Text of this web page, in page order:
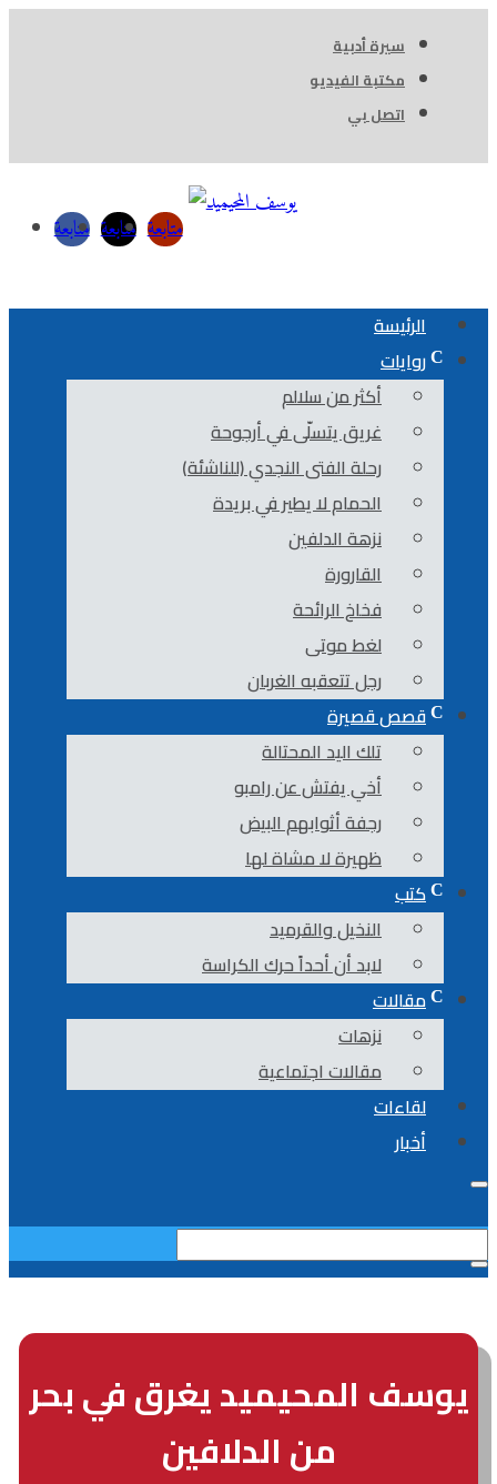
سيرة أدبية
مكتبة الفيديو
اتصل بي
متابعة متابعة متابعة
الرئيسة
روايات
أكثر من سلالم
غريق يتسلّى في أرجوحة
رحلة الفتى النجدي (للناشئة)
الحمام لا يطير في بريدة
نزهة الدلفين
القارورة
فخاخ الرائحة
لغط موتى
رجل تتعقبه الغربان
قصص قصيرة
تلك اليد المحتالة
أخي يفتش عن رامبو
رجفة أثوابهم البيض
ظهيرة لا مشاة لها
كتب
النخيل والقرميد
لابد أن أحداً حرك الكراسة
مقالات
نزهات
مقالات اجتماعية
لقاءات
أخبار
يوسف المحيميد يغرق في بحر
من الدلافين